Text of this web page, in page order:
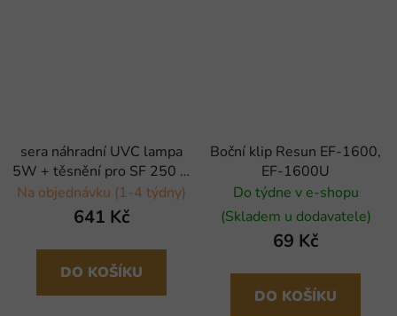
sera náhradní UVC lampa
5W + těsnění pro SF 250 A
400
Na objednávku (1-4 týdny)
641 Kč
DO KOŠÍKU
Boční klip Resun EF-1600,
EF-1600U
Do týdne v e-shopu
(Skladem u dodavatele)
69 Kč
DO KOŠÍKU